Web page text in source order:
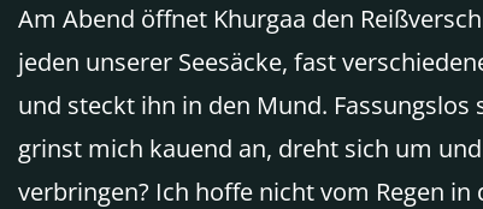
Am Abend öffnet Khurgaa den
jeden unserer Seesäcke, fast
und steckt ihn in den Mund.
grinst mich kauend an, dreht sich um
verbringen? Ich hoffe nicht vom Regen